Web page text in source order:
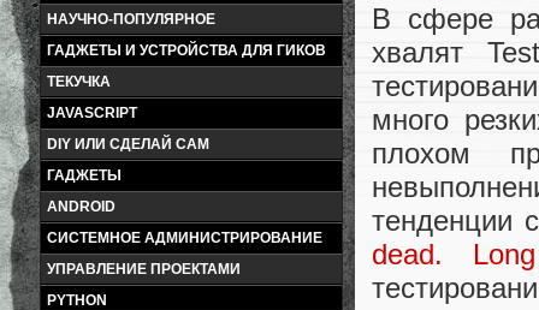
НАУЧНО-ПОПУЛЯРНОЕ
ГАДЖЕТЫ И УСТРОЙСТВА ДЛЯ ГИКОВ
ТЕКУЧКА
JAVASCRIPT
DIY ИЛИ СДЕЛАЙ САМ
ГАДЖЕТЫ
ANDROID
СИСТЕМНОЕ АДМИНИСТРИРОВАНИЕ
УПРАВЛЕНИЕ ПРОЕКТАМИ
PYTHON
В сфере
хвалят
много
плохом
тенденции
dead.